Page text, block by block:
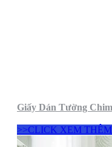
Giấy Dán Tường
>>CLICK XEM